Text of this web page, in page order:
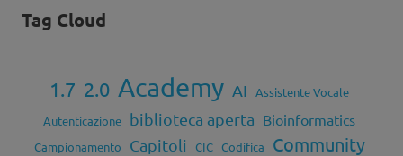
Tag Cloud
1.7 2.0 Academy AI Assistente Vocale
Autenticazione biblioteca aperta Bioinformatics
Campionamento Capitoli CIC Codifica Community